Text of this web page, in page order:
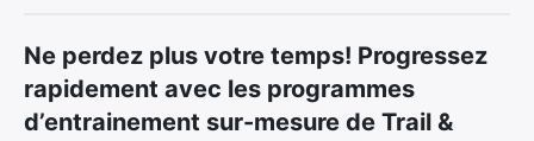
Ne perdez plus votre temps! Progressez
rapidement avec les programmes
d’entrainement sur-mesure de Trail &